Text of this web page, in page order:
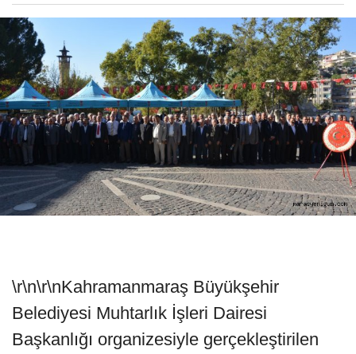
\r\n\r\nKahramanmaraş Büyükşehir
Belediyesi Muhtarlık İşleri Dairesi
Başkanlığı organizesiyle gerçekleştirilen